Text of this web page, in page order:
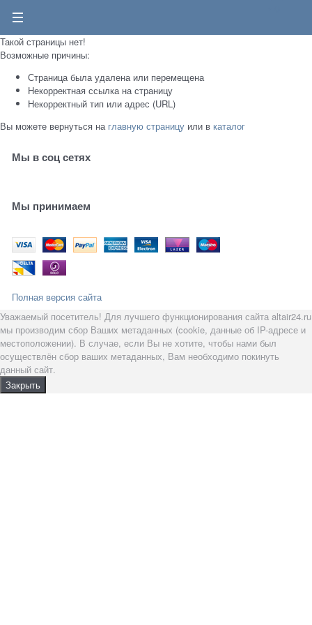
Такой страницы нет!
Возможные причины:
Страница была удалена или перемещена
Некорректная ссылка на страницу
Некорректный тип или адрес (URL)
Вы можете вернуться на главную страницу или в каталог
Мы в соц сетях
Мы принимаем
Полная версия сайта
Уважаемый посетитель! Для лучшего функционирования сайта altair24.ru
мы производим сбор Ваших метаданных (cookie, данные об IP-адресе и
местоположении). В случае, если Вы не хотите, чтобы нами был
осуществлён сбор ваших метаданных, Вам необходимо покинуть
данный сайт.
Закрыть